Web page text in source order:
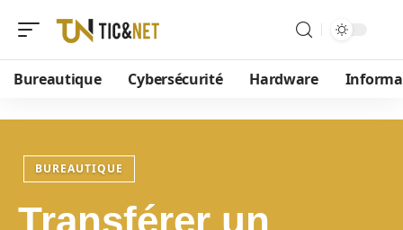
Bureautique Cybersécurité Hardware
BUREAUTIQUE
Transférer un